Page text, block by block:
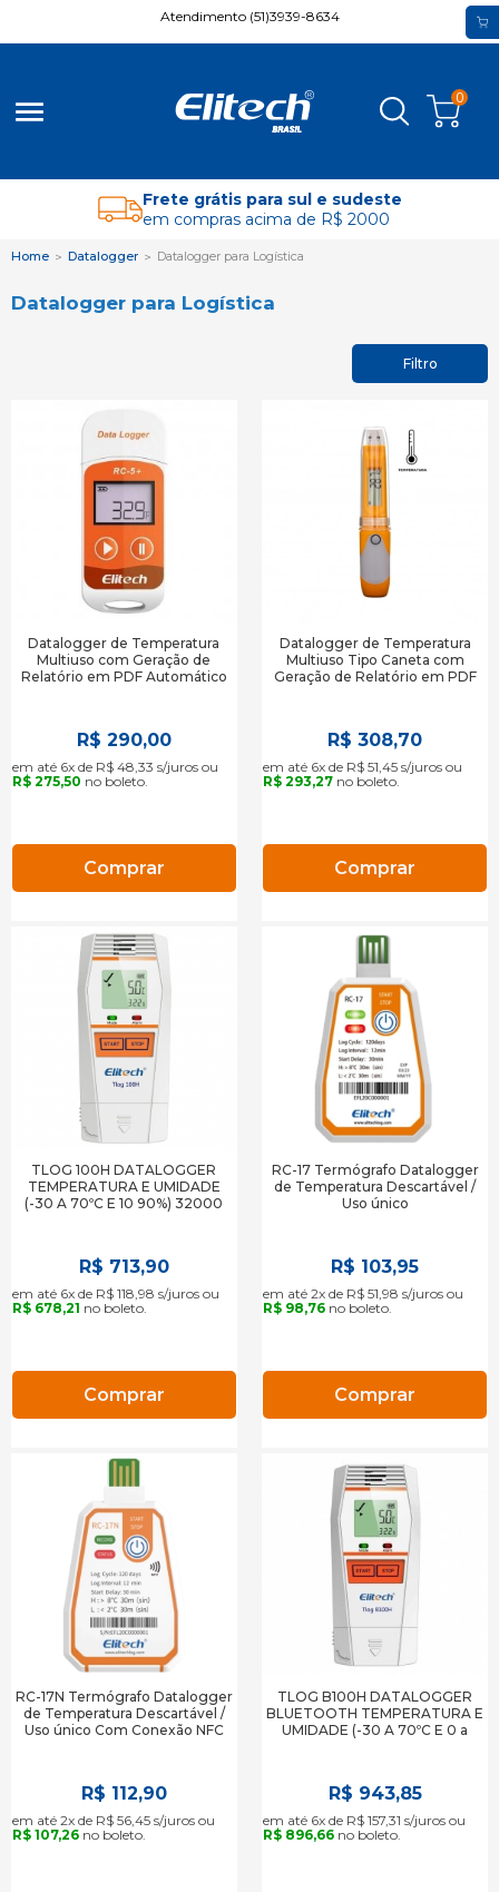
Atendimento (51)3939-8634
menu 0
Frete grátis para sul e sudeste
em compras acima de R$ 2000
Home Datalogger Datalogger para Logística
Datalogger para Logística
Filtro
Datalogger de Temperatura
Multiuso com Geração de
Relatório em PDF Automático
R$ 290,00
em até 6x de R$ 48,33 s/juros ou
R$ 275,50 no boleto.
Comprar
Datalogger de Temperatura
Multiuso Tipo Caneta com
Geração de Relatório em PDF
R$ 308,70
em até 6x de R$ 51,45 s/juros ou
R$ 293,27 no boleto.
Comprar
TLOG 100H DATALOGGER
TEMPERATURA E UMIDADE
(-30 A 70ºC E 10 90%) 32000
R$ 713,90
em até 6x de R$ 118,98 s/juros ou
R$ 678,21 no boleto.
Comprar
RC-17 Termógrafo Datalogger
de Temperatura Descartável /
Uso único
R$ 103,95
em até 2x de R$ 51,98 s/juros ou
R$ 98,76 no boleto.
Comprar
RC-17N Termógrafo Datalogger
de Temperatura Descartável /
Uso único Com Conexão NFC
R$ 112,90
em até 2x de R$ 56,45 s/juros ou
R$ 107,26 no boleto.
TLOG B100H DATALOGGER
BLUETOOTH TEMPERATURA E
UMIDADE (-30 A 70ºC E 0 a
R$ 943,85
em até 6x de R$ 157,31 s/juros ou
R$ 896,66 no boleto.